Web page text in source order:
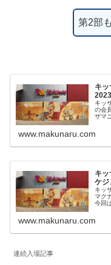
第2部
キ
キッ
の会
ザマ
www.makunaru.com
キ
ケジ
キッ
マク
今回
www.makunaru.com
連続入場記事